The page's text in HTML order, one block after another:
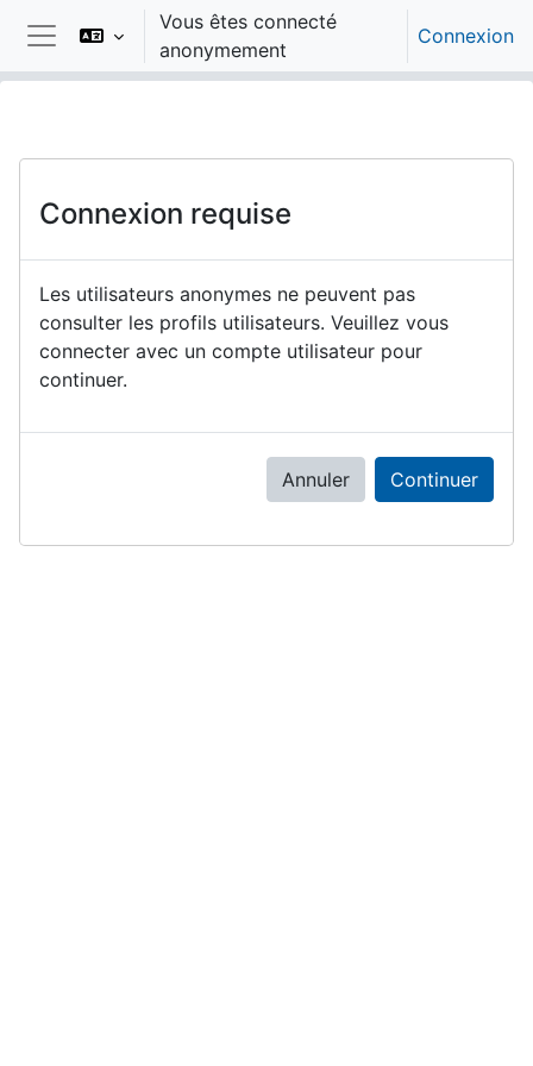
Passer au contenu principal
Panneau latéral
Vous êtes connecté
anonymement
Connexion
Connexion requise
Les utilisateurs anonymes ne peuvent pas
consulter les profils utilisateurs. Veuillez vous
connecter avec un compte utilisateur pour
continuer.
Annuler Continuer